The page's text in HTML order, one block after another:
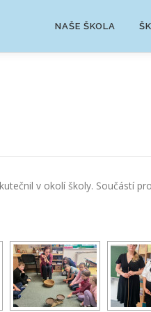
NAŠE ŠKOLA
v okolí školy. Součástí